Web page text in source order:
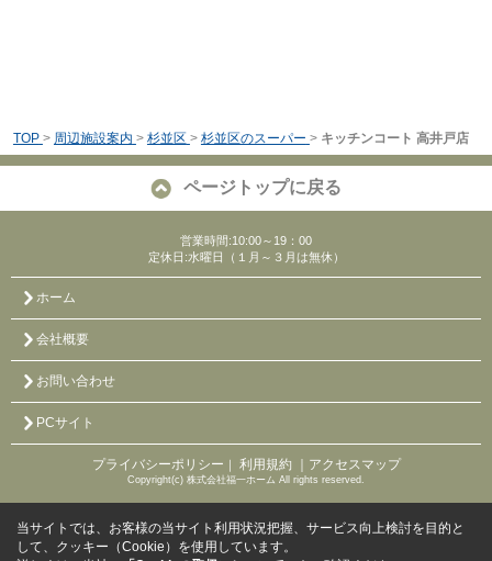
TOP > 周辺施設案内 > 杉並区 > 杉並区のスーパー > キッチンコート 高井戸店
ページトップに戻る
営業時間:10:00～19：00
定休日:水曜日（１月～３月は無休）
ホーム
会社概要
お問い合わせ
PCサイト
プライバシーポリシー ｜ 利用規約 ｜アクセスマップ
Copyright(c) 株式会社福一ホーム All rights reserved.
当サイトでは、お客様の当サイト利用状況把握、サービス向上検討を目的と
して、クッキー（Cookie）を使用しています。